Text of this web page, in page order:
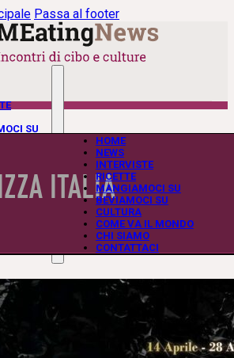
Passa al footer
SU
HOME
NEWS
INTERVISTE
RICETTE
MANGIAMOCI SU
BEVIAMOCI SU
CULTURA
COME VA IL MONDO
CHI SIAMO
CONTATTACI
ITALIA